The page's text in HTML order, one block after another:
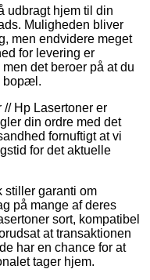
udbragt hjem til din
Muligheden bliver
men endvidere meget
for levering er
det beroer på at du
bopæl.
Hp Lasertoner er
din ordre med det
fornuftigt at vi
for det aktuelle
stiller garanti om
på mange af deres
sort, kompatibel
at transaktionen
har en chance for at
tager hjem.